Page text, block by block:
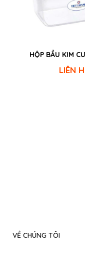
HỘP BẦU KIM
LIÊN
VỀ CHÚNG TÔI